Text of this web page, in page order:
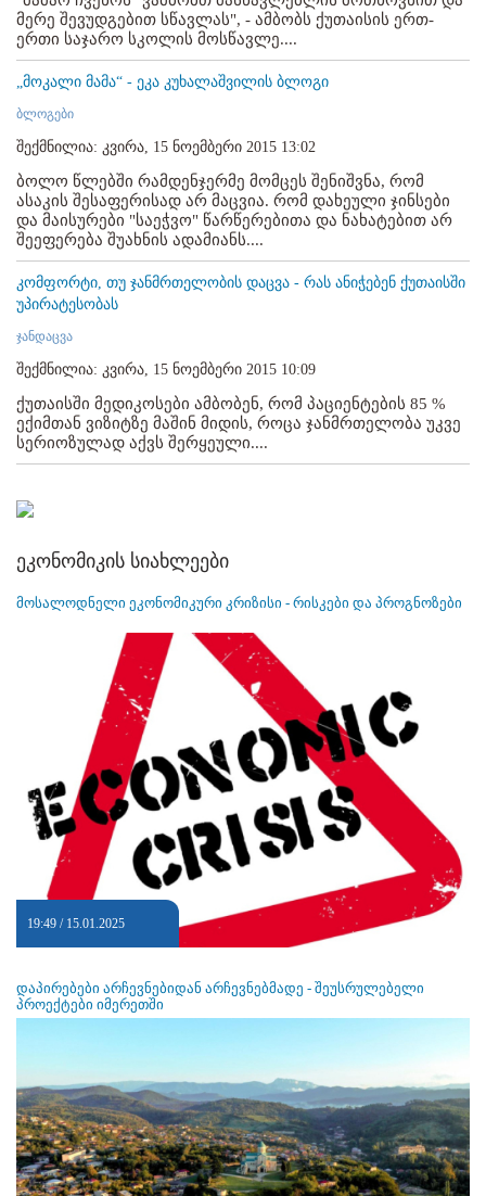
მერე შევუდგებით სწავლას", - ამბობს ქუთაისის ერთ-
ერთი საჯარო სკოლის მოსწავლე....
„მოკალი მამა“ - ეკა კუხალაშვილის ბლოგი
ბლოგები
შექმნილია: კვირა, 15 ნოემბერი 2015 13:02
ბოლო წლებში რამდენჯერმე მომცეს შენიშვნა, რომ
ასაკის შესაფერისად არ მაცვია. რომ დახეული ჯინსები
და მაისურები "საეჭვო" წარწერებითა და ნახატებით არ
შეეფერება შუახნის ადამიანს....
კომფორტი, თუ ჯანმრთელობის დაცვა - რას ანიჭებენ ქუთაისში
უპირატესობას
ჯანდაცვა
შექმნილია: კვირა, 15 ნოემბერი 2015 10:09
ქუთაისში მედიკოსები ამბობენ, რომ პაციენტების 85 %
ექიმთან ვიზიტზე მაშინ მიდის, როცა ჯანმრთელობა უკვე
სერიოზულად აქვს შერყეული....
ეკონომიკის სიახლეები
მოსალოდნელი ეკონომიკური კრიზისი - რისკები და პროგნოზები
19:49 / 15.01.2025
დაპირებები არჩევნებიდან არჩევნებმადე - შეუსრულებელი
პროექტები იმერეთში